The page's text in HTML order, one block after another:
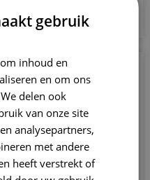
Agentur in
Sie die Glaubwürdigkeit
von zuverlässigen
Vertrauen, sondern
von Ihrem
gebruik
inhoud en
en om ons
delen ook
van onze site
analysepartners,
met andere
heeft verstrekt of